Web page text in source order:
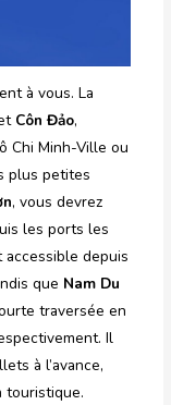
à vous. La
Côn Đảo,
Chi Minh-Ville ou
plus petites
, vous devrez
les ports les
depuis
que Nam Du
traversée en
Il
à l’avance,
touristique.